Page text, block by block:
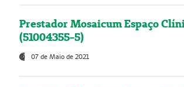
Prestador Mosaicum Espaço
(51004355-5)
07 de Maio de 2021